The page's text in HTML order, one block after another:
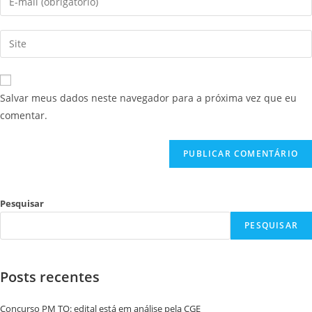
Salvar meus dados neste navegador para a próxima vez que eu
comentar.
Pesquisar
PESQUISAR
Posts recentes
Concurso PM TO: edital está em análise pela CGE